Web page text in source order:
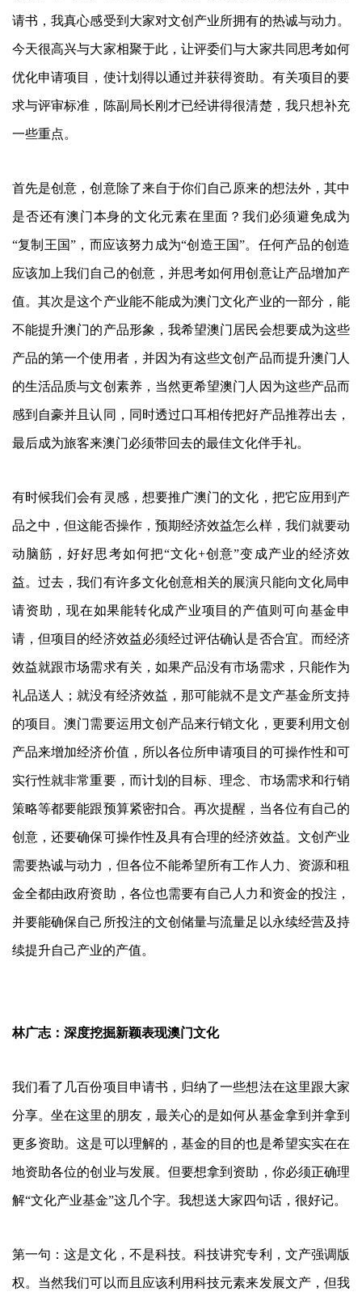
请书，我真心感受到大家对文创产业所拥有的热诚与动力。
今天很高兴与大家相聚于此，让评委们与大家共同思考如何
优化申请项目，使计划得以通过并获得资助。有关项目的要
求与评审标准，陈副局长刚才已经讲得很清楚，我只想补充
一些重点。
首先是创意，创意除了来自于你们自己原来的想法外，其中
是否还有澳门本身的文化元素在里面？我们必须避免成为
“复制王国”，而应该努力成为“创造王国”。任何产品的创造
应该加上我们自己的创意，并思考如何用创意让产品增加产
值。其次是这个产业能不能成为澳门文化产业的一部分，能
不能提升澳门的产品形象，我希望澳门居民会想要成为这些
产品的第一个使用者，并因为有这些文创产品而提升澳门人
的生活品质与文创素养，当然更希望澳门人因为这些产品而
感到自豪并且认同，同时透过口耳相传把好产品推荐出去，
最后成为旅客来澳门必须带回去的最佳文化伴手礼。
有时候我们会有灵感，想要推广澳门的文化，把它应用到产
品之中，但这能否操作，预期经济效益怎么样，我们就要动
动脑筋，好好思考如何把“文化+创意”变成产业的经济效
益。过去，我们有许多文化创意相关的展演只能向文化局申
请资助，现在如果能转化成产业项目的产值则可向基金申
请，但项目的经济效益必须经过评估确认是否合宜。而经济
效益就跟市场需求有关，如果产品没有市场需求，只能作为
礼品送人；就没有经济效益，那可能就不是文产基金所支持
的项目。澳门需要运用文创产品来行销文化，更要利用文创
产品来增加经济价值，所以各位所申请项目的可操作性和可
实行性就非常重要，而计划的目标、理念、市场需求和行销
策略等都要能跟预算紧密扣合。再次提醒，当各位有自己的
创意，还要确保可操作性及具有合理的经济效益。文创产业
需要热诚与动力，但各位不能希望所有工作人力、资源和租
金全都由政府资助，各位也需要有自己人力和资金的投注，
并要能确保自己所投注的文创储量与流量足以永续经营及持
续提升自己产业的产值。
林广志：深度挖掘新颖表现澳门文化
我们看了几百份项目申请书，归纳了一些想法在这里跟大家
分享。坐在这里的朋友，最关心的是如何从基金拿到并拿到
更多资助。这是可以理解的，基金的目的也是希望实实在在
地资助各位的创业与发展。但要想拿到资助，你必须正确理
解“文化产业基金”这几个字。我想送大家四句话，很好记。
第一句：这是文化，不是科技。科技讲究专利，文产强调版
权。当然我们可以而且应该利用科技元素来发展文产，但我